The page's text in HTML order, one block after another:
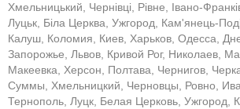
Хмельницький, Чернівці, Рівне, Івано-
Луцьк, Біла Церква, Ужгород, Кам'янець-
Калуш, Коломия, Киев, Харьков, Одесса,
Запорожье, Львов, Кривой Рог, Николаев,
Макеевка, Херсон, Полтава, Чернигов,
Суммы, Хмельницкий, Черновцы, Ровно,
Тернополь, Луцк, Белая Церковь, Ужгород,